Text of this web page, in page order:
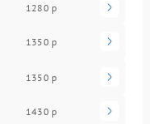
1280 р
1350 р
1350 р
1430 р